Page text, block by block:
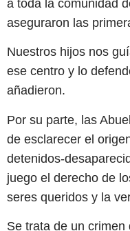
a toda la comunidad
aseguraron las
Nuestros hijos nos
ese centro y lo
añadieron.
Por su parte, las
de esclarecer el
detenidos-
juego el derecho de
seres queridos y la
Se trata de un